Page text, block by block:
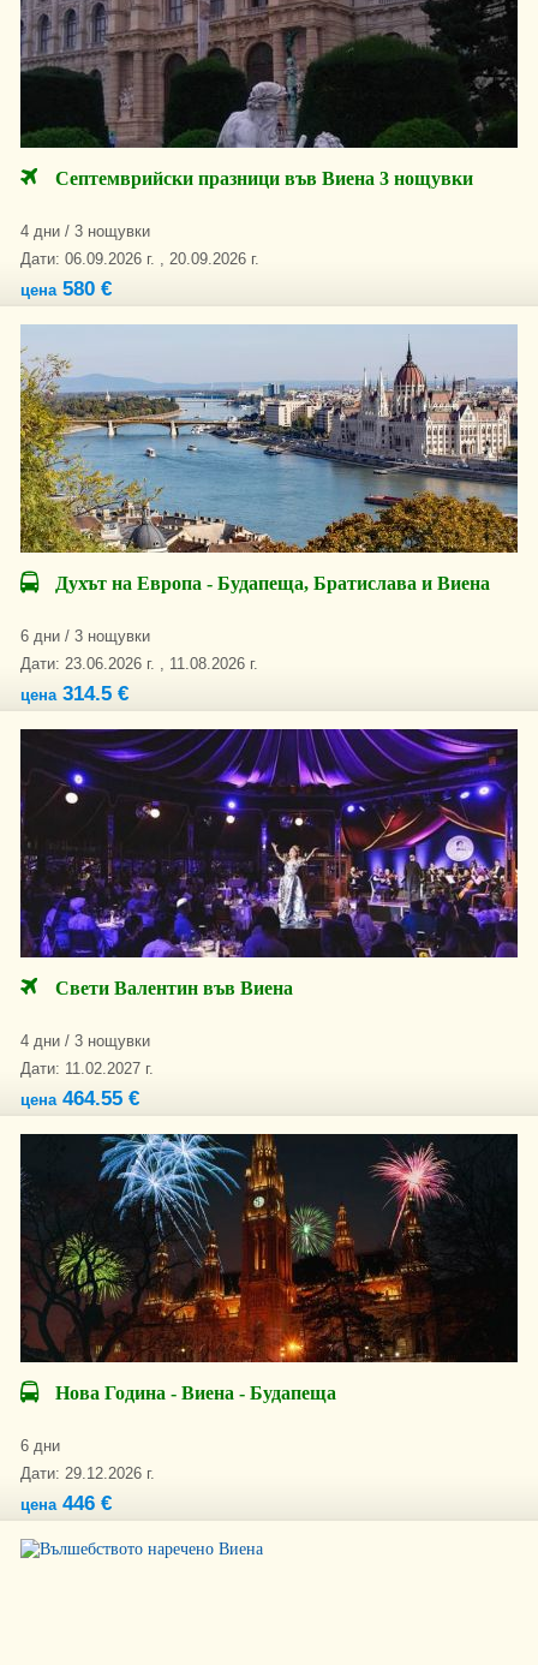
Септемврийски празници във Виена 3 нощувки
4 дни / 3 нощувки
Дати: 06.09.2026 г. , 20.09.2026 г.
цена580 €
Духът на Европа - Будапеща, Братислава и Виена
6 дни / 3 нощувки
Дати: 23.06.2026 г. , 11.08.2026 г.
цена314.5 €
Свети Валентин във Виена
4 дни / 3 нощувки
Дати: 11.02.2027 г.
цена464.55 €
Нова Година - Виена - Будапеща
6 дни
Дати: 29.12.2026 г.
цена446 €